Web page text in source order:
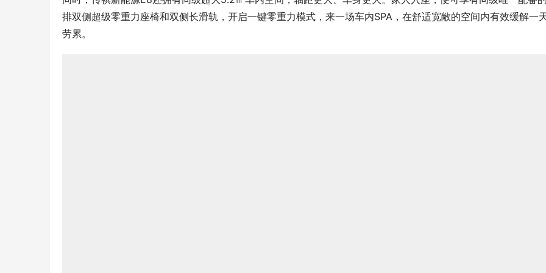
排双侧超级零重力座椅和双侧长滑轨，开启一键零重力模式，来一场车内SPA，在舒适宽敞的空间内有效缓解一
劳累。